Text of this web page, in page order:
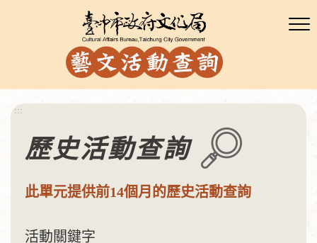
:::
歷史活動查詢
此單元提供前14個月的歷史活動查詢
活動關鍵字